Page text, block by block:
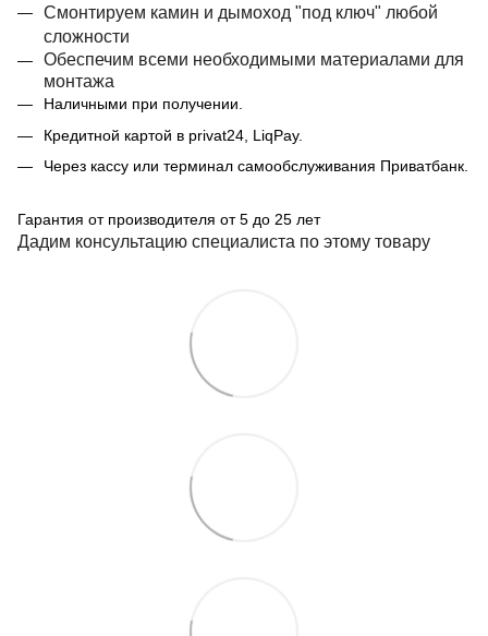
Смонтируем камин и дымоход "под ключ" любой
сложности
Обеспечим всеми необходимыми материалами для
монтажа
Наличными при получении.
Кредитной картой в privat24, LiqPay.
Через кассу или терминал самообслуживания Приватбанк.
Гарантия от производителя от 5 до 25 лет
Дадим консультацию специалиста по этому товару